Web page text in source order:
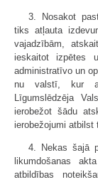
3. Nosakot
tiks atļauta
vajadzībām,
ieskaitot izpētes
administratīvo un
nu valstī, kur
Līgumslēdzēja
ierobežot šādu
ierobežojumi atbilst
4. Nekas šajā
likumdošanas
atbildības